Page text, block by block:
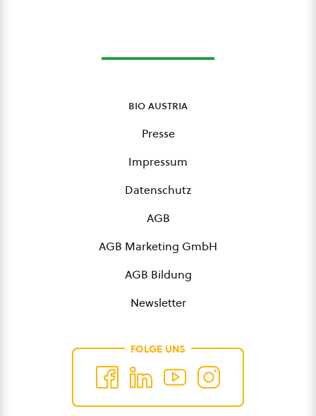
bio austria
Presse
Impressum
Datenschutz
AGB
AGB Marketing GmbH
AGB Bildung
Newsletter
FOLGE UNS